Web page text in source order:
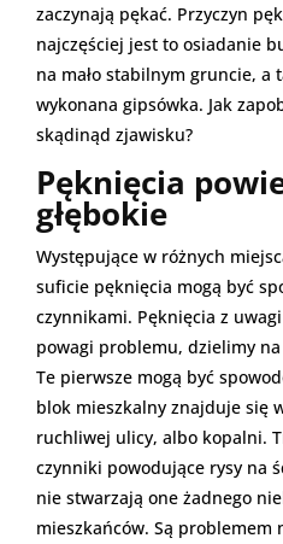
zaczynają pękać. Przyczyn
najczęściej jest to osiadanie
na mało stabilnym gruncie, a
wykonana gipsówka. Jak
skądinąd zjawisku?
Pęknięcia
głębokie
Występujące w różnych
suficie pęknięcia mogą być
czynnikami. Pęknięcia z
powagi problemu, dzielimy
Te pierwsze mogą być
blok mieszkalny znajduje się
ruchliwej ulicy, albo kopalni.
czynniki powodujące rysy na
nie stwarzają one żadnego
mieszkańców. Są problemem